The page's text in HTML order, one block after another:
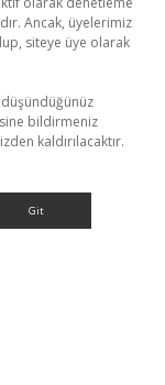
Ancak, üyelerimiz
siteye üye olarak
bildirmeniz
kaldırılacaktır.